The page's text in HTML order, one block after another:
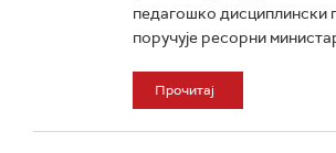
педагошко дисциплински
поручује ресорни
Прочитај